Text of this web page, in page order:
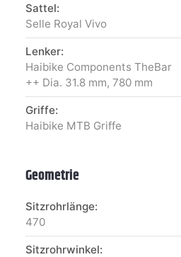
Sattel:
Selle Royal Vivo
Lenker:
Haibike Components TheBar
++ Dia. 31.8 mm, 780 mm
Griffe:
Haibike MTB Griffe
Geometrie
Sitzrohrlänge:
470
Sitzrohrwinkel: